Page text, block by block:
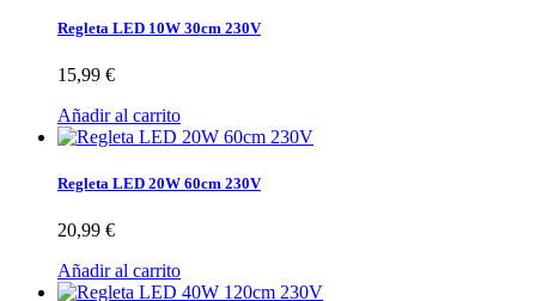
Regleta LED 10W 30cm 230V
15,99 €
Añadir al carrito
Regleta LED 20W 60cm 230V
20,99 €
Añadir al carrito